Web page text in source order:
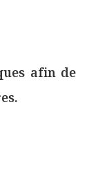
afin de